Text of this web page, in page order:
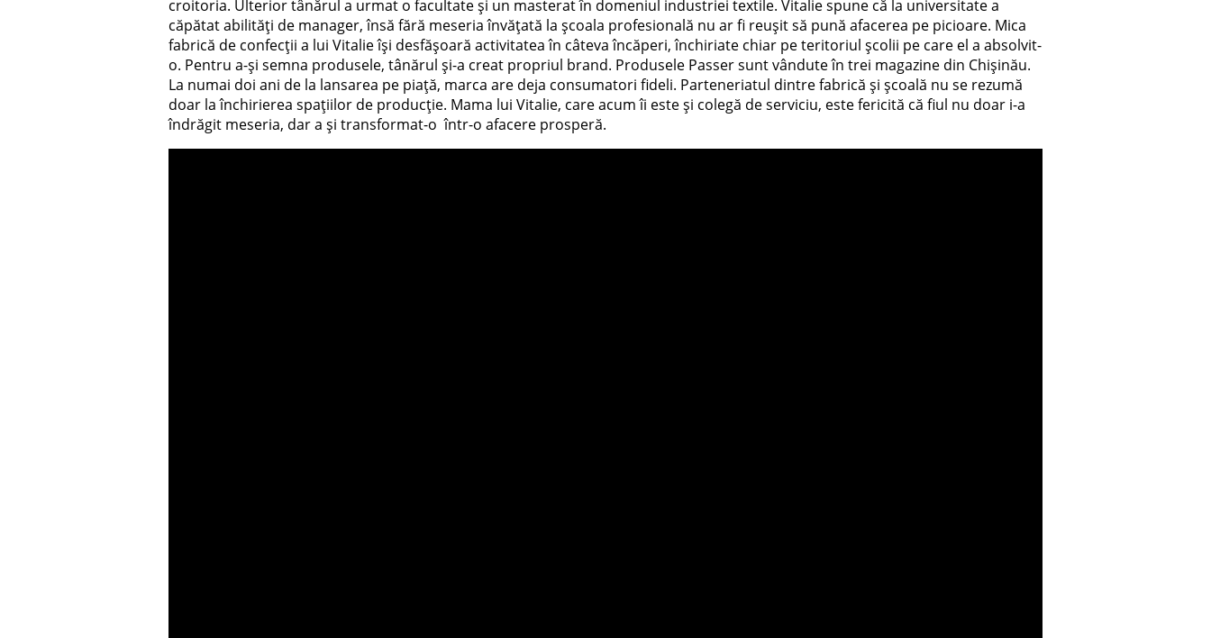
croitoria. Ulterior tânărul a urmat o facultate și un masterat în domeniul industriei textile. Vitalie spune că la universitate a
căpătat abilități de manager, însă fără meseria învățată la școala profesională nu ar fi reușit să pună afacerea pe picioare. Mica
fabrică de confecții a lui Vitalie își desfășoară activitatea în câteva încăperi, închiriate chiar pe teritoriul școlii pe care el a absolvit-
o. Pentru a-și semna produsele, tânărul și-a creat propriul brand. Produsele Passer sunt vândute în trei magazine din Chișinău.
La numai doi ani de la lansarea pe piață, marca are deja consumatori fideli. Parteneriatul dintre fabrică și școală nu se rezumă
doar la închirierea spațiilor de producție. Mama lui Vitalie, care acum îi este și colegă de serviciu, este fericită că fiul nu doar i-a
îndrăgit meseria, dar a și transformat-o într-o afacere prosperă.